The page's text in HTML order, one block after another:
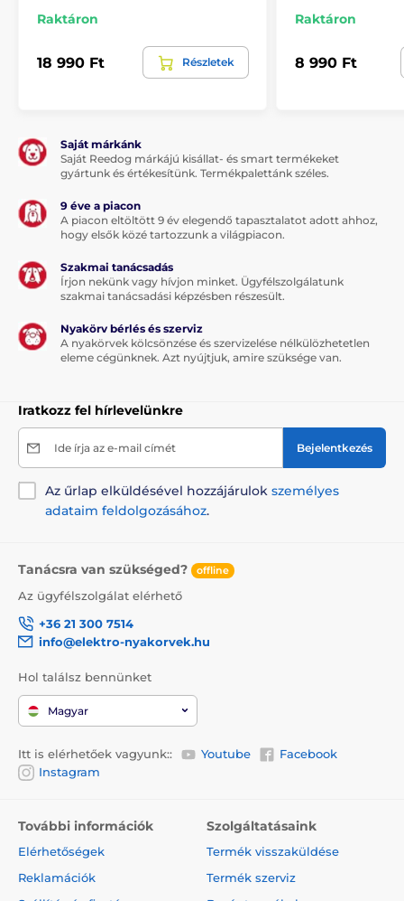
Raktáron
18 990 Ft Részletek
Raktáron
8 990 Ft
Saját márkánk
Saját Reedog márkájú kisállat- és smart termékeket
gyártunk és értékesítünk. Termékpalettánk széles.
9 éve a piacon
A piacon eltöltött 9 év elegendő tapasztalatot adott ahhoz,
hogy elsők közé tartozzunk a világpiacon.
Szakmai tanácsadás
Írjon nekünk vagy hívjon minket. Ügyfélszolgálatunk
szakmai tanácsadási képzésben részesült.
Nyakörv bérlés és szerviz
A nyakörvek kölcsönzése és szervizelése nélkülözhetetlen
eleme cégünknek. Azt nyújtjuk, amire szüksége van.
Iratkozz fel hírlevelünkre
Ide írja az e-mail címét Bejelentkezés
Az űrlap elküldésével hozzájárulok személyes
adataim feldolgozásához.
Tanácsra van szükséged? offline
Az ügyfélszolgálat elérhető
+36 21 300 7514
info@elektro-nyakorvek.hu
Hol találsz bennünket
Magyar
Itt is elérhetőek vagyunk:: Youtube
Facebook
Instagram
További információk
Elérhetőségek
Reklamációk
Szolgáltatásaink
Termék visszaküldése
Termék szerviz